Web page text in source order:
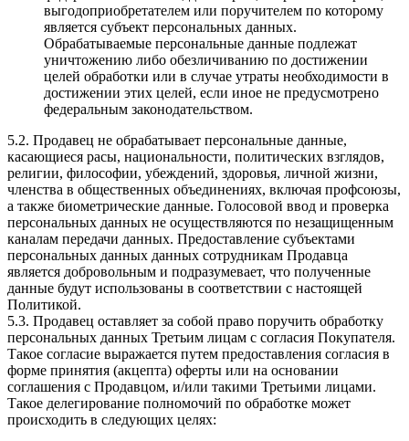
выгодоприобретателем или поручителем по которому
является субъект персональных данных.
Обрабатываемые персональные данные подлежат
уничтожению либо обезличиванию по достижении
целей обработки или в случае утраты необходимости в
достижении этих целей, если иное не предусмотрено
федеральным законодательством.
5.2. Продавец не обрабатывает персональные данные,
касающиеся расы, национальности, политических взглядов,
религии, философии, убеждений, здоровья, личной жизни,
членства в общественных объединениях, включая профсоюзы,
а также биометрические данные. Голосовой ввод и проверка
персональных данных не осуществляются по незащищенным
каналам передачи данных. Предоставление субъектами
персональных данных данных сотрудникам Продавца
является добровольным и подразумевает, что полученные
данные будут использованы в соответствии с настоящей
Политикой.
5.3. Продавец оставляет за собой право поручить обработку
персональных данных Третьим лицам с согласия Покупателя.
Такое согласие выражается путем предоставления согласия в
форме принятия (акцепта) оферты или на основании
соглашения с Продавцом, и/или такими Третьими лицами.
Такое делегирование полномочий по обработке может
происходить в следующих целях: